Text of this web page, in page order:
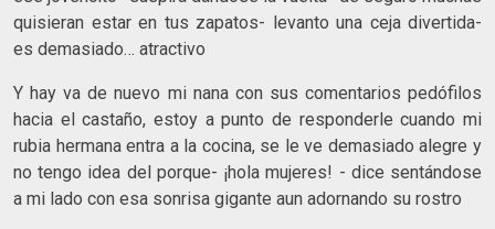
quisieran estar en tus zapatos- levanto una ceja divertida-
es demasiado… atractivo
Y hay va de nuevo mi nana con sus comentarios pedófilos
hacia el castaño, estoy a punto de responderle cuando mi
rubia hermana entra a la cocina, se le ve demasiado alegre y
no tengo idea del porque- ¡hola mujeres! - dice sentándose
a mi lado con esa sonrisa gigante aun adornando su rostro